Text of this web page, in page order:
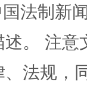
法制新
。 注
法规，